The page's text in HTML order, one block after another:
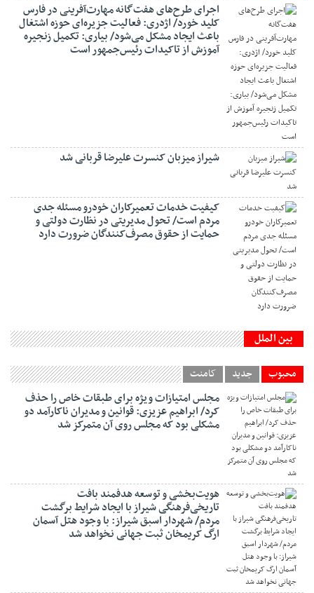
اجرای طرح‌های هفت‌گانه مهارت‌آفرینی در فارس
کلید خورد/ اژدری: فعالیت جزیره‌‌ای حوزه اشتغال
باعث ایجاد مشکل می‌شود/ بیاری: تکمیل زنجیره
آموزش از تاکیدات رئیس‌جمهور است
شیراز میزبان کنسرت علیرضا قربانی شد
کیفیت خدمات تعمیرکاران خودرو مسئله جدی
مردم است/ تحول مدیریتی در نظارت دولتی و
حمایت از حقوق مصرف‌کنندگان ضرورت دارد
بین الملل
محبوب جدید کامنت
مجلس امتیازات ویژه برای طبقات خاص را حذف
کرد/ ابراهیم عزیزی: قوانین و مدیران ناکارآمد دو
مشکلی بود که مجلس روی آن متمرکز شد
هویت‌بخشی و توسعه هدفمند بافت
تاریخی‌فرهنگی شیراز با ایجاد شرایط برگشت
مردم/ شهردار اسبق شیراز: با وجود هتل آسمان
ارگ کریمخان ثبت جهانی نخواهد شد